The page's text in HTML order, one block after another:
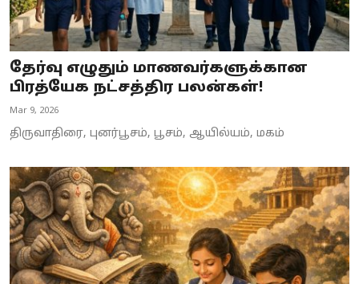
தேர்வு எழுதும் மாணவர்களுக்கான
பிரத்யேக நட்சத்திர பலன்கள்!
Mar 9, 2026
திருவாதிரை, புனர்பூசம், பூசம், ஆயில்யம், மகம்